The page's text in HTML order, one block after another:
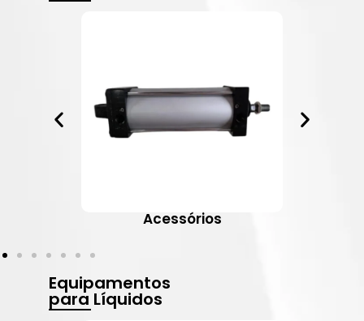
Acessórios
Equipamentos
para Líquidos